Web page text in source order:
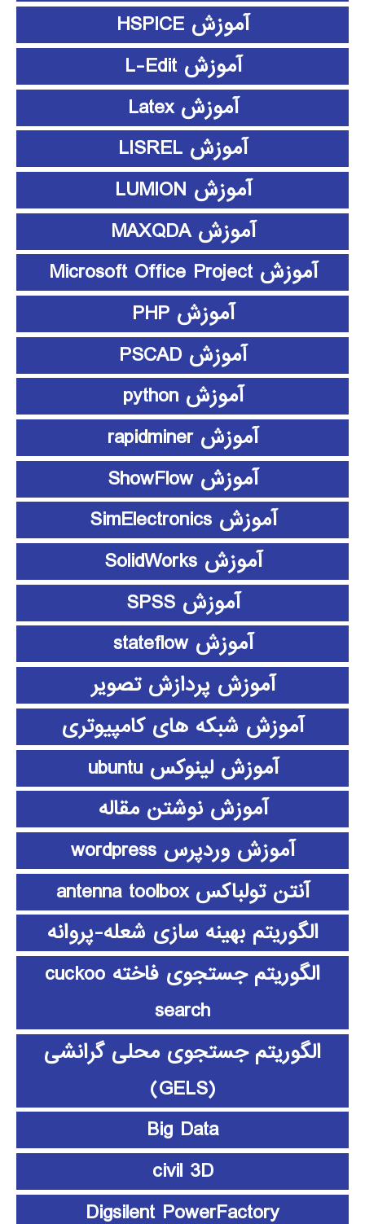
آموزش HSPICE
آموزش L-Edit
آموزش Latex
آموزش LISREL
آموزش LUMION
آموزش MAXQDA
آموزش Microsoft Office Project
آموزش PHP
آموزش PSCAD
آموزش python
آموزش rapidminer
آموزش ShowFlow
آموزش SimElectronics
آموزش SolidWorks
آموزش SPSS
آموزش stateflow
آموزش پردازش تصویر
آموزش شبکه های کامپیوتری
آموزش لینوکس ubuntu
آموزش نوشتن مقاله
آموزش وردپرس wordpress
آنتن تولباکس antenna toolbox
الگوریتم بهینه سازی شعله-پروانه
الگوریتم جستجوی فاخته cuckoo
search
الگوریتم جستجوی محلی گرانشی
(GELS)
Big Data
civil 3D
Digsilent PowerFactory